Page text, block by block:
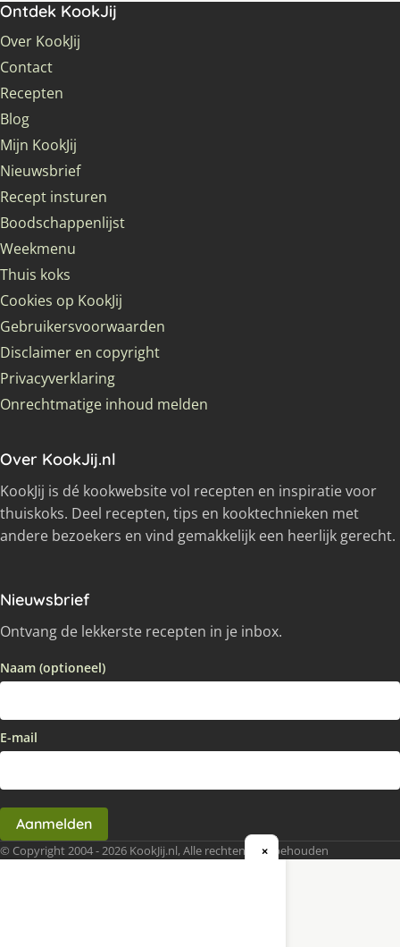
Ontdek KookJij
Over KookJij
Contact
Recepten
Blog
Mijn KookJij
Nieuwsbrief
Recept insturen
Boodschappenlijst
Weekmenu
Thuis koks
Cookies op KookJij
Gebruikersvoorwaarden
Disclaimer en copyright
Privacyverklaring
Onrechtmatige inhoud melden
Over KookJij.nl
KookJij is dé kookwebsite vol recepten en inspiratie voor
thuiskoks. Deel recepten, tips en kooktechnieken met
andere bezoekers en vind gemakkelijk een heerlijk gerecht.
Nieuwsbrief
Ontvang de lekkerste recepten in je inbox.
Naam (optioneel)
E-mail
Aanmelden
© Copyright 2004 - 2026 KookJij.nl, Alle rechten voorbehouden
×